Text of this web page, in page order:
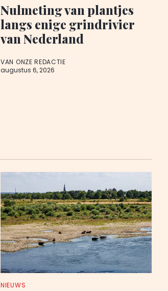
Nulmeting van plantjes
langs enige grindrivier
van Nederland
VAN ONZE REDACTIE
augustus 6, 2026
NIEUWS